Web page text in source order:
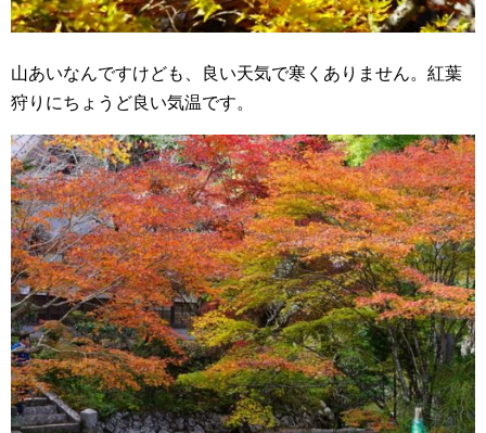
山あいなんですけども、良い天気で寒くありません。紅葉
狩りにちょうど良い気温です。